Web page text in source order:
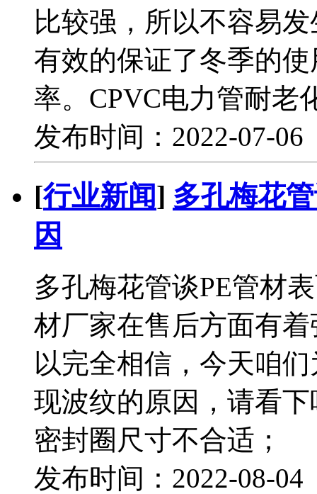
比较强，所以不容易
有效的保证了冬季的
率。CPVC电力管耐老
发布时间：2022-07-
[行业新闻] 多孔梅花
因
多孔梅花管谈PE管材
材厂家在售后方面有
以完全相信，今天咱
现波纹的原因，请看
密封圈尺寸不合适
发布时间：2022-08-